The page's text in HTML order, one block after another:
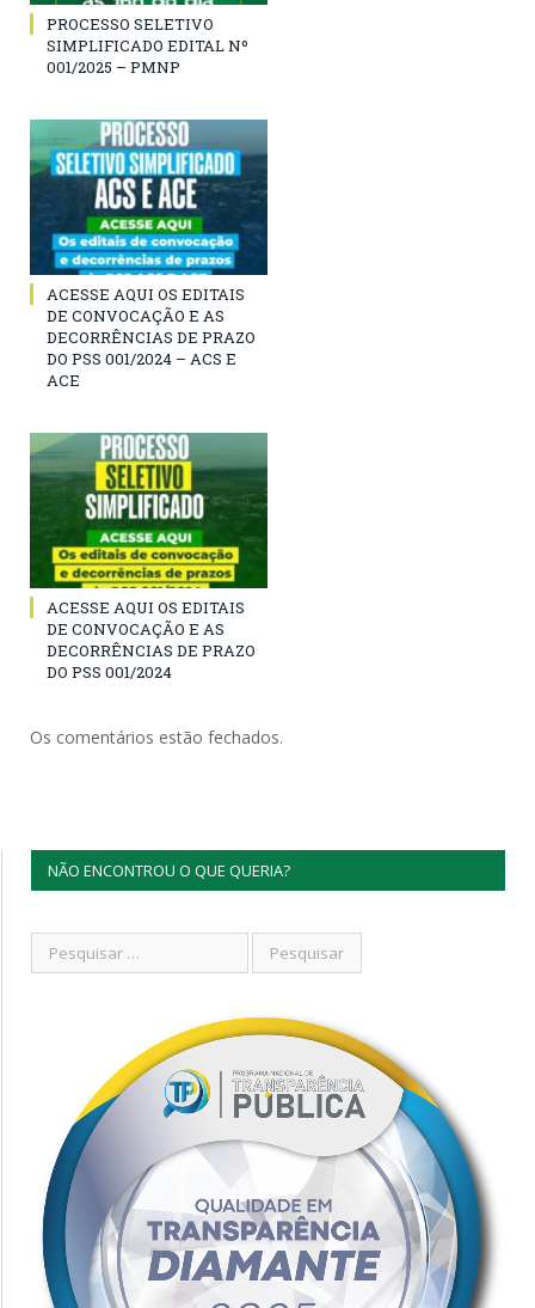
PROCESSO SELETIVO
SIMPLIFICADO EDITAL Nº
001/2025 – PMNP
ACESSE AQUI OS EDITAIS
DE CONVOCAÇÃO E AS
DECORRÊNCIAS DE PRAZO
DO PSS 001/2024 – ACS E
ACE
ACESSE AQUI OS EDITAIS
DE CONVOCAÇÃO E AS
DECORRÊNCIAS DE PRAZO
DO PSS 001/2024
Os comentários estão fechados.
NÃO ENCONTROU O QUE QUERIA?